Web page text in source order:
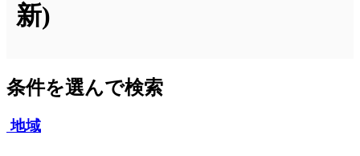
新)
条件を選んで検索
地域